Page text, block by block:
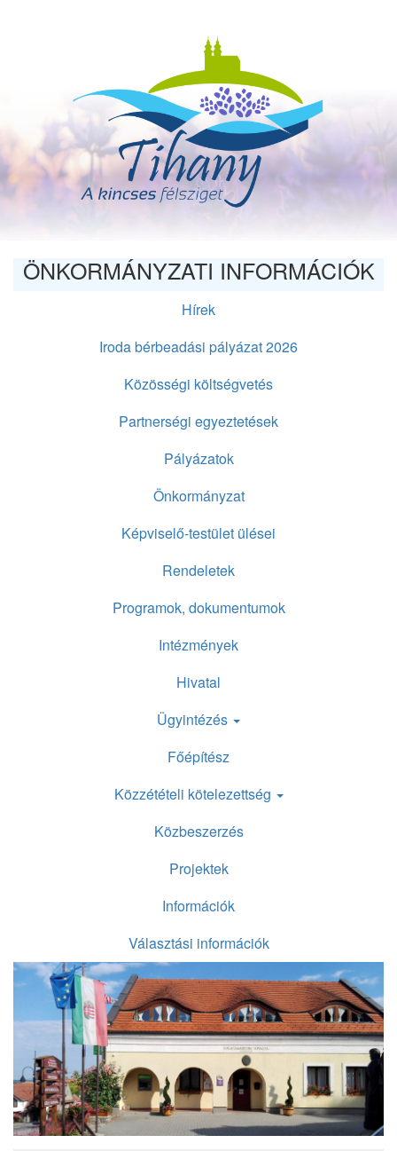
ÖNKORMÁNYZATI INFORMÁCIÓK
Hírek
Iroda bérbeadási pályázat 2026
Közösségi költségvetés
Partnerségi egyeztetések
Pályázatok
Önkormányzat
Képviselő-testület ülései
Rendeletek
Programok, dokumentumok
Intézmények
Hivatal
Ügyintézés
Főépítész
Közzétételi kötelezettség
Közbeszerzés
Projektek
Információk
Választási információk